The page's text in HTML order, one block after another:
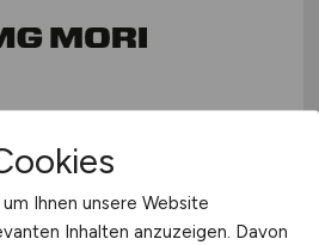
S/4HANA PS/SD
(m/w/d)
Engineering
Ihnen unsere Website
Inhalten anzuzeigen. Davon